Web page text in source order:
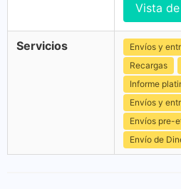
Vista
Servicios Envíos y
Recargas
Informe
Envíos y
Envíos pre-
Envío de